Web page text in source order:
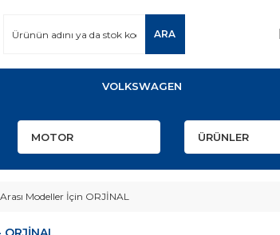
ARA
VOLKSWAGEN
Modeller İçin ORJİNAL